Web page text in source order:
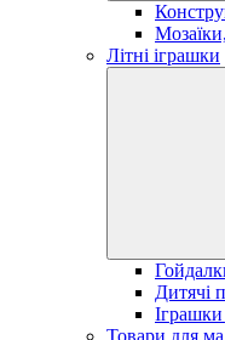
Літні іграшки
Дитячі
Іграшки
Товари для